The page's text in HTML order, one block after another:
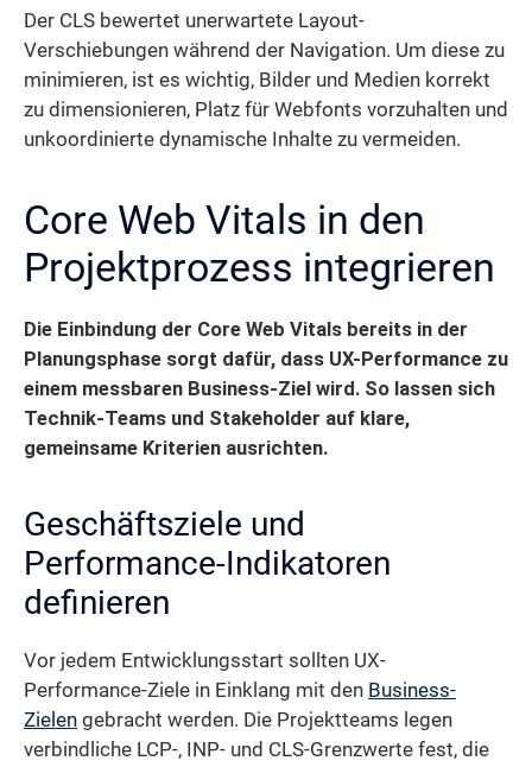
Der CLS bewertet unerwartete Layout-
Verschiebungen während der Navigation. Um diese zu
minimieren, ist es wichtig, Bilder und Medien korrekt
zu dimensionieren, Platz für Webfonts vorzuhalten und
unkoordinierte dynamische Inhalte zu vermeiden.
Core Web Vitals in den
Projektprozess integrieren
Die Einbindung der Core Web Vitals bereits in der
Planungsphase sorgt dafür, dass UX-Performance zu
einem messbaren Business-Ziel wird. So lassen sich
Technik-Teams und Stakeholder auf klare,
gemeinsame Kriterien ausrichten.
Geschäftsziele und
Performance-Indikatoren
definieren
Vor jedem Entwicklungsstart sollten UX-
Performance-Ziele in Einklang mit den Business-
Zielen gebracht werden. Die Projektteams legen
verbindliche LCP-, INP- und CLS-Grenzwerte fest, die